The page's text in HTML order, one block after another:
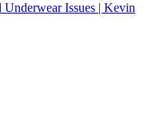
Issues | Kevin